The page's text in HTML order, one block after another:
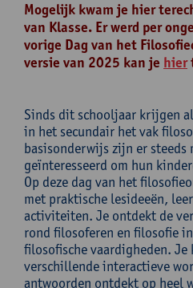
Mogelijk kwam je hier
van Klasse. Er werd per
vorige Dag van het
versie van 2025 kan je hier
Sinds dit schooljaar krijgen
in het secundair het vak
basisonderwijs zijn er steeds
geïnteresseerd om hun
Op deze dag van het
met praktische lesideeën,
activiteiten. Je ontdekt de
rond filosoferen en filosofie
filosofische vaardigheden.
verschillende interactieve
antwoorden ontdekt op heel